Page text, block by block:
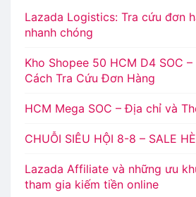
Lazada Logistics: Tra cứu đơn
nhanh chóng
Kho Shopee 50 HCM D4 SOC
Cách Tra Cứu Đơn Hàng
HCM Mega SOC – Địa chỉ và
CHUỖI SIÊU HỘI 8-8 – SALE
Lazada Affiliate và những ưu
tham gia kiếm tiền online